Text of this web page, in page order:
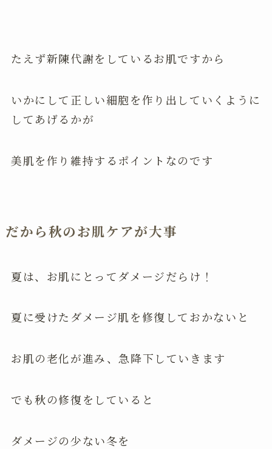
たえず新陳代謝をしているお肌ですから
いかにして正しい細胞を作り出していくように
してあげるかが
美肌を作り維持するポイントなのです
だから秋のお肌ケアが大事
夏は、お肌にとってダメージだらけ！
夏に受けたダメージ肌を修復しておかないと
お肌の老化が進み、急降下していきます
でも秋の修復をしていると
ダメージの少ない冬を